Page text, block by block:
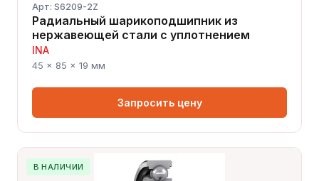
Арт: S6209-2Z
Радиальный шарикоподшипник из
нержавеющей стали с уплотнением
INA
45 × 85 × 19 мм
Запросить цену
В НАЛИЧИИ